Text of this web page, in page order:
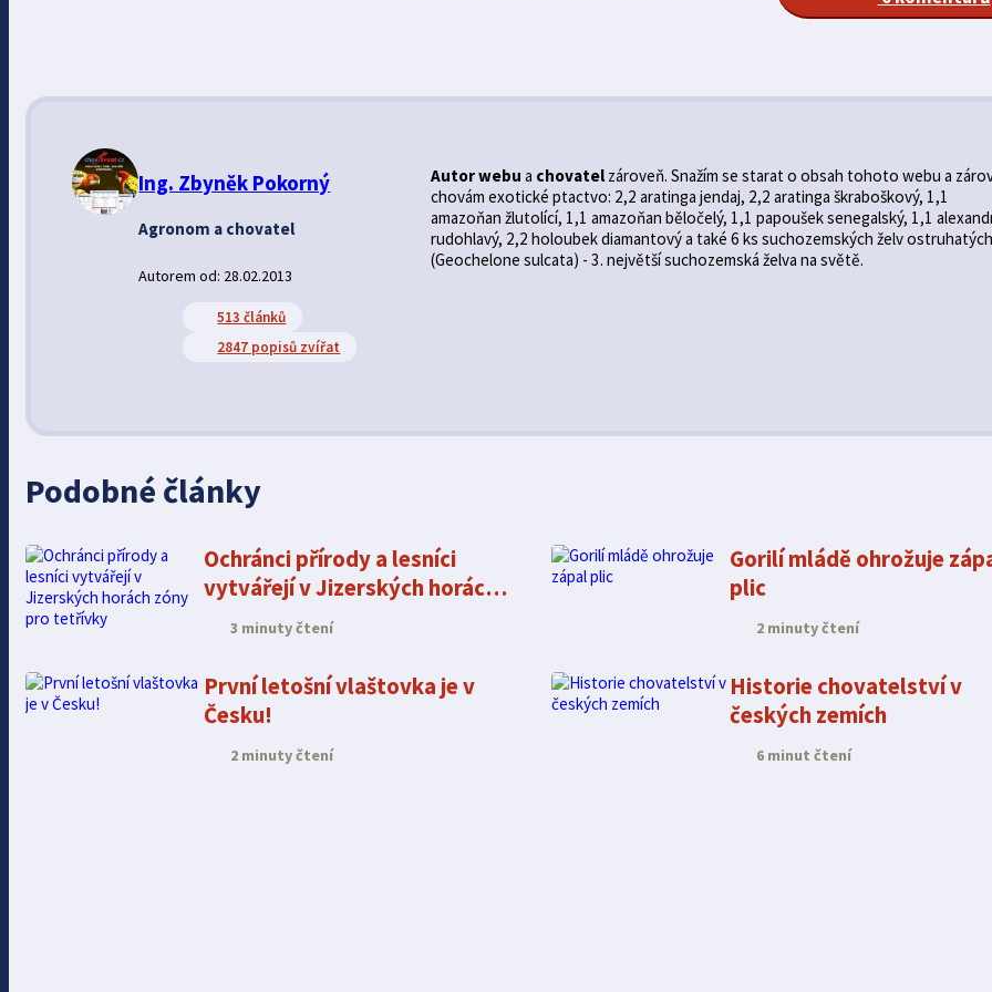
Ing. Zbyněk Pokorný
Agronom a chovatel
Autorem od: 28.02.2013
513 článků
2847 popisů zvířat
Autor webu a chovatelzároveň. Snažím se starat o obsah tohoto webu a
chovám exotické ptactvo: 2,2 aratinga jendaj, 2,2 aratinga škraboškový, 1,1
amazoňan žlutolící, 1,1 amazoňan běločelý, 1,1 papoušek senegalský, 1,1
rudohlavý, 2,2 holoubek diamantový a také 6 ks suchozemských želv ostruhatých
(Geochelone sulcata) - 3. největší suchozemská želva na světě.
Podobné články
Ochránci přírody a lesníci
vytvářejí v Jizerských horách
zóny pro tetřívky
3 minuty čtení
Gorilí mládě ohrožuje
plic
2 minuty čtení
První letošní vlaštovka je v
Česku!
2 minuty čtení
Historie chovatelství v
českých zemích
6 minut čtení